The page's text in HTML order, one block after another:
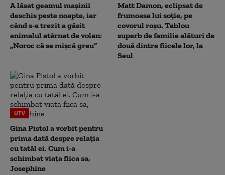
A lăsat geamul mașinii
deschis peste noapte, iar
când s-a trezit a găsit
animalul atârnat de volan:
„Noroc că se mișcă greu”
Matt Damon, eclipsat de
frumoasa lui soție, pe
covorul roșu. Tablou
superb de familie alături de
două dintre fiicele lor, la
Seul
UTV
Gina Pistol a vorbit pentru
prima dată despre relația
cu tatăl ei. Cum i-a
schimbat viața fiica sa,
Josephine